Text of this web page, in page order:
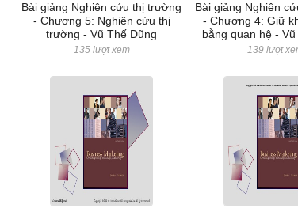
Bài giảng Nghiên cứu thị trường
- Chương 5: Nghiên cứu thị
trường - Vũ Thế Dũng
135 lượt xem
Bài giảng Nghiên
- Chương 4: Giữ
bằng quan hệ -
139 lượt